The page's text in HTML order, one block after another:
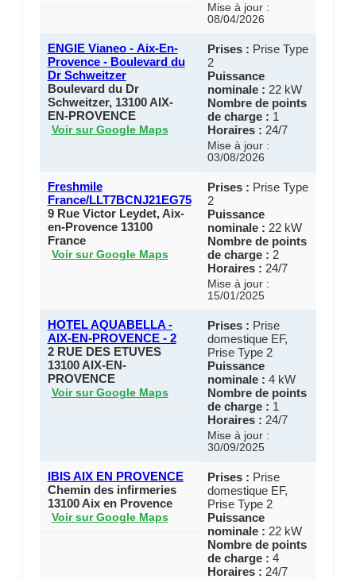
Mise à jour :
08/04/2026
ENGIE Vianeo - Aix-En-
Provence - Boulevard du
Dr Schweitzer
Boulevard du Dr
Schweitzer, 13100 AIX-
EN-PROVENCE
Voir sur Google Maps
Prises : Prise Type
2
Puissance
nominale : 22 kW
Nombre de points
de charge : 1
Horaires : 24/7
Mise à jour :
03/08/2026
Freshmile
France/LLT7BCNJ21EG75
9 Rue Victor Leydet, Aix-
en-Provence 13100
France
Voir sur Google Maps
Prises : Prise Type
2
Puissance
nominale : 22 kW
Nombre de points
de charge : 2
Horaires : 24/7
Mise à jour :
15/01/2025
HOTEL AQUABELLA -
AIX-EN-PROVENCE - 2
2 RUE DES ETUVES
13100 AIX-EN-
PROVENCE
Voir sur Google Maps
Prises : Prise
domestique EF,
Prise Type 2
Puissance
nominale : 4 kW
Nombre de points
de charge : 1
Horaires : 24/7
Mise à jour :
30/09/2025
IBIS AIX EN PROVENCE
Chemin des infirmeries
13100 Aix en Provence
Voir sur Google Maps
Prises : Prise
domestique EF,
Prise Type 2
Puissance
nominale : 22 kW
Nombre de points
de charge : 4
Horaires : 24/7